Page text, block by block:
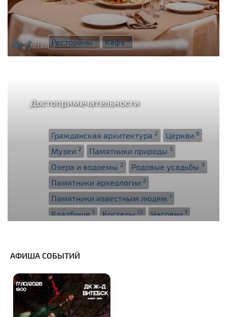
Рестораны1 Кафе7
Достопримечательности
Гражданская архитектура 2 Церкви 6
Музеи 2 Памятники природы 5
Озера и водоемы 2 Родовые усадьбы 3
Памятники археологии 2
Памятники известным людям 1
Кладбище1 Костелы12 Часовни1
АФИША СОБЫТИЙ